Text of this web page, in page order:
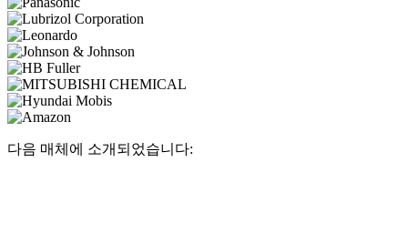
다음 매체에 소개되었습니다: